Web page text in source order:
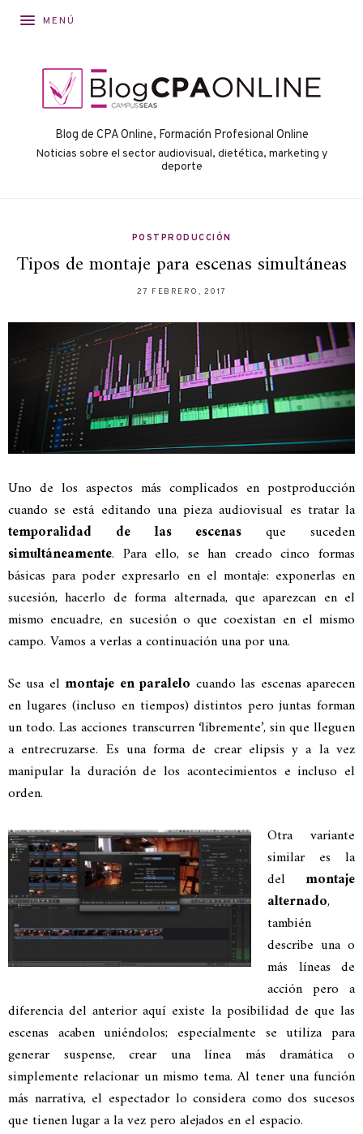
MENÚ
Blog de CPA Online, Formación Profesional Online
Noticias sobre el sector audiovisual, dietética, marketing y
deporte
POSTPRODUCCIÓN
Tipos de montaje para escenas simultáneas
27 FEBRERO, 2017
Uno de los aspectos más complicados en postproducción
cuando se está editando una pieza audiovisual es tratar la
temporalidad de las escenas que suceden
simultáneamente. Para ello, se han creado cinco formas
básicas para poder expresarlo en el montaje: exponerlas en
sucesión, hacerlo de forma alternada, que aparezcan en el
mismo encuadre, en sucesión o que coexistan en el mismo
campo. Vamos a verlas a continuación una por una.
Se usa elmontaje en paralelo cuando las escenas aparecen
en lugares (incluso en tiempos) distintos pero juntas forman
un todo. Las acciones transcurren ‘libremente’, sin que lleguen
a entrecruzarse. Es una forma de crear elipsis y a la vez
manipular la duración de los acontecimientos e incluso el
orden.
Otra variante
similar es la
del montaje
alternado,
también
describe una o
más líneas de
acción pero a
diferencia del anterior aquí existe la posibilidad de que las
escenas acaben uniéndolos; especialmente se utiliza para
generar suspense, crear una línea más dramática o
simplemente relacionar un mismo tema. Al tener una función
más narrativa, el espectador lo considera como dos sucesos
que tienen lugar a la vez pero alejados en el espacio.